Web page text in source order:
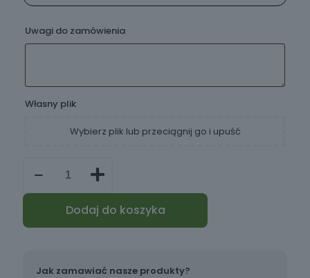
Uwagi do zamówienia
Własny plik
Wybierz plik lub przeciągnij go i upuść
Kieliszek
grawerem
Dodaj do koszyka
Jak zamawiać nasze produkty?